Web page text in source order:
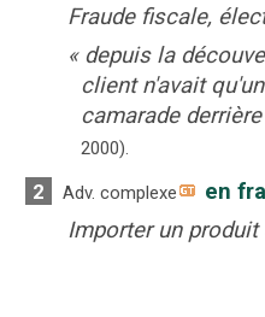
Fraude fiscale,
« depuis la
client n'avait
camarade
2000).
2 Adv. complexe en
Importer un produit